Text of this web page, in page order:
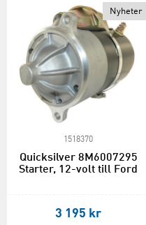
Nyheter
1518370
Quicksilver 8M6007295
Starter, 12-volt till Ford
3 195 kr